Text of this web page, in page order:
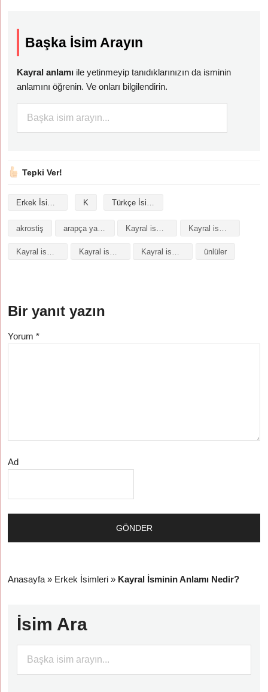
Başka İsim Arayın
Kayral anlamı ile yetinmeyip tanıdıklarınızın da isminin
anlamını öğrenin. Ve onları bilgilendirin.
Tepki Ver!
Erkek İsimleri K Türkçe İsimler
akrostiş arapça yazılışı
Kayral isminin baş harfleriyle şiir Kayral isminin kökeni Kayral isminin numerolojisi ünlüler
Bir yanıt yazın
Yorum*
Ad
Anasayfa » Erkek İsimleri » Kayral İsminin Anlamı Nedir?
İsim Ara